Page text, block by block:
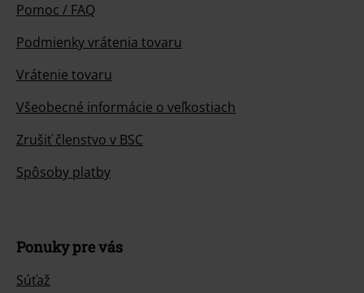
Pomoc / FAQ
Podmienky vrátenia tovaru
Vrátenie tovaru
Všeobecné informácie o veľkostiach
Zrušiť členstvo v BSC
Spôsoby platby
Ponuky pre vás
Súťaž